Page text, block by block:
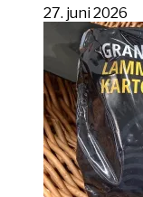
27. juni 2026